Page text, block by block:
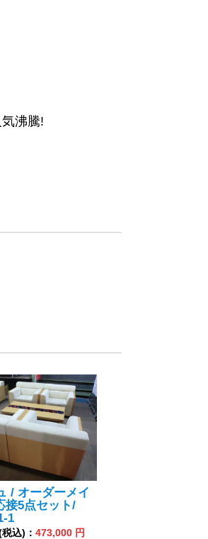
沸騰!
/ オーダーメイ
接5点セット/
1
込)： 473,000 円